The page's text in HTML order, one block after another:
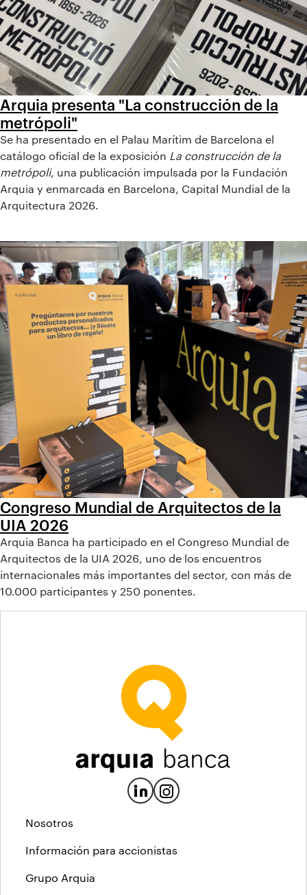
Arquia presenta "La construcción de la
metrópoli"
Se ha presentado en el Palau Marítim de Barcelona el
catálogo oficial de la exposición La construcción de la
metrópoli, una publicación impulsada por la Fundación
Arquia y enmarcada en Barcelona, Capital Mundial de la
Arquitectura 2026.
Congreso Mundial de Arquitectos de la
UIA 2026
Arquia Banca ha participado en el Congreso Mundial de
Arquitectos de la UIA 2026, uno de los encuentros
internacionales más importantes del sector, con más de
10.000 participantes y 250 ponentes.
Nosotros
Información para accionistas
Grupo Arquia